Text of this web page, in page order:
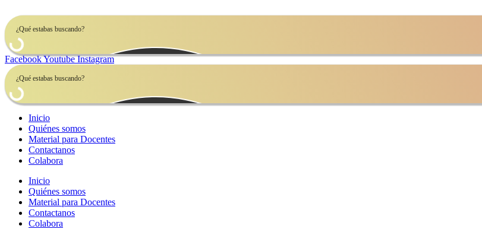
al
contenido
FacebookYoutube Instagram
Inicio
Quiénes somos
Material para Docentes
Contactanos
Colabora
Inicio
Quiénes somos
Material para Docentes
Contactanos
Colabora